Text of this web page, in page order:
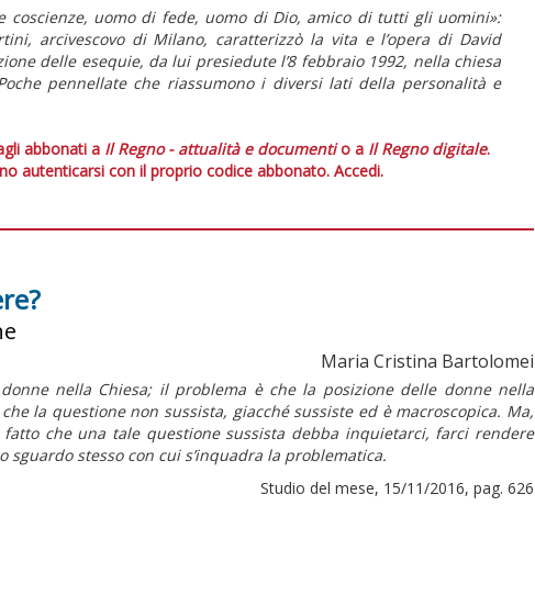
coscienze, uomo di fede, uomo di Dio, amico di tutti gli uomini»:
arcivescovo di Milano, caratterizzò la vita e l’opera di David
delle esequie, da lui presiedute l’8 febbraio 1992, nella chiesa
pennellate che riassumono i diversi lati della personalità e
abbonati a Il Regno - attualità e documentio a Il Regno digitale.
autenticarsi con il proprio codice abbonato. Accedi.
Maria Cristina Bartolomei
nella Chiesa; il problema è che la posizione delle donne nella
la questione non sussista, giacché sussiste ed è macroscopica. Ma,
che una tale questione sussista debba inquietarci, farci rendere
stesso con cui s’inquadra la problematica.
Studio del mese, 15/11/2016, pag. 626